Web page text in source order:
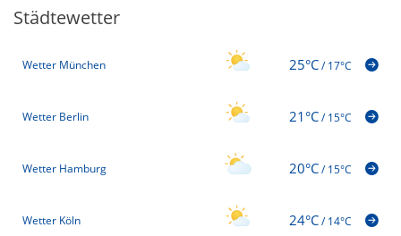
Städtewetter
Wetter München 25°C/17°C
Wetter Berlin 21°C/15°C
Wetter Hamburg 20°C/15°C
Wetter Köln 24°C/14°C